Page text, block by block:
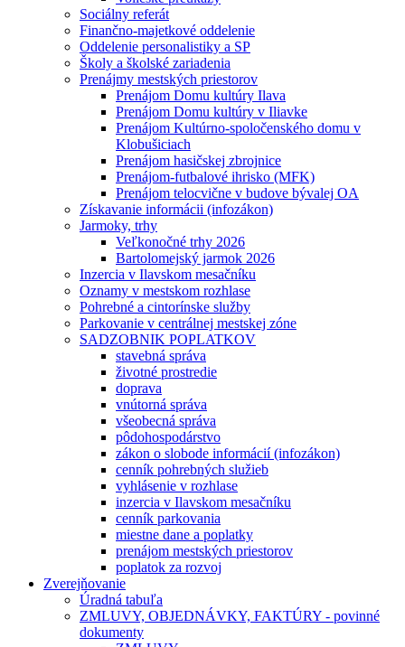
Sociálny referát
Finančno-majetkové oddelenie
Oddelenie personalistiky a SP
Školy a školské zariadenia
Prenájmy mestských priestorov
Prenájom Domu kultúry Ilava
Prenájom Domu kultúry v Iliavke
Prenájom Kultúrno-spoločenského domu v
Klobušiciach
Prenájom hasičskej zbrojnice
Prenájom-futbalové ihrisko (MFK)
Prenájom telocvične v budove bývalej OA
Získavanie informácii (infozákon)
Jarmoky, trhy
Veľkonočné trhy 2026
Bartolomejský jarmok 2026
Inzercia v Ilavskom mesačníku
Oznamy v mestskom rozhlase
Pohrebné a cintorínske služby
Parkovanie v centrálnej mestskej zóne
SADZOBNIK POPLATKOV
stavebná správa
životné prostredie
doprava
vnútorná správa
všeobecná správa
pôdohospodárstvo
zákon o slobode informácií (infozákon)
cenník pohrebných služieb
vyhlásenie v rozhlase
inzercia v Ilavskom mesačníku
cenník parkovania
miestne dane a poplatky
prenájom mestských priestorov
poplatok za rozvoj
Zverejňovanie
Úradná tabuľa
ZMLUVY, OBJEDNÁVKY, FAKTÚRY - povinné
dokumenty